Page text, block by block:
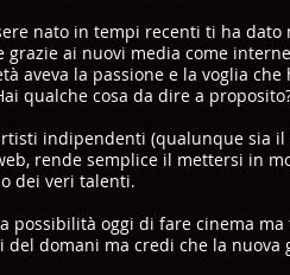
nato in tempi recenti ti ha
ai nuovi media come
aveva la passione e la voglia
qualche cosa da dire a
indipendenti (qualunque sia
rende semplice il mettersi in
dei veri talenti.
possibilità oggi di fare cinema
domani ma credi che la